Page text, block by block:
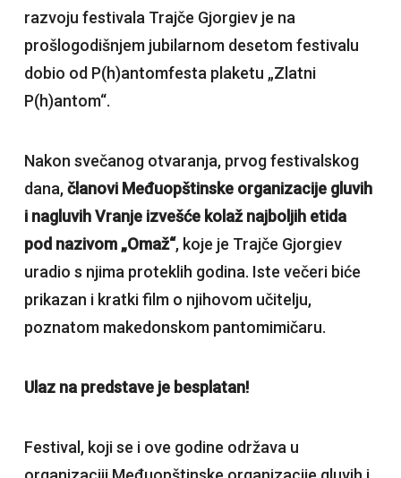
razvoju festivala Trajče Gjorgiev je na
prošlogodišnjem jubilarnom desetom festivalu
dobio od P(h)antomfesta plaketu „Zlatni
P(h)antom“.
Nakon svečanog otvaranja, prvog festivalskog
dana,članovi Međuopštinske organizacije gluvih
i nagluvih Vranje izvešće kolaž najboljih etida
pod nazivom „Omaž“, koje je Trajče Gjorgiev
uradio s njima proteklih godina. Iste večeri biće
prikazan i kratki film o njihovom učitelju,
poznatom makedonskom pantomimičaru.
Ulaz na predstave je besplatan!
Festival, koji se i ove godine održava u